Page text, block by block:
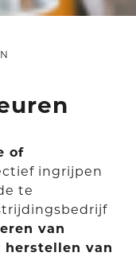
of
ingrijpen
te
van
van